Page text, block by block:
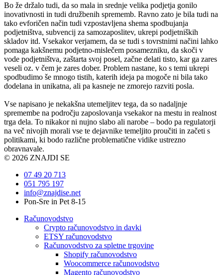
Bo že držalo tudi, da so mala in srednje velika podjetja gonilo
inovativnosti in tudi družbenih sprememb. Ravno zato je bila tudi na
tako evforičen način tudi vzpostavljena shema spodbujanja
podjetništva, subvencij za samozaposlitev, ukrepi podjetniških
skladov itd. Vsekakor verjamem, da se tudi s tovrstnimi načini lahko
pomaga kakšnemu podjetno-mislečem posamezniku, da skoči v
vode podjetništva, zaštarta svoj posel, začne delati tisto, kar ga zares
veseli oz. v čem je zares dober. Problem nastane, ko s temi ukrepi
spodbudimo še mnogo tistih, katerih ideja pa mogoče ni bila tako
dodelana in unikatna, ali pa kasneje ne zmorejo razviti posla.
Vse napisano je nekakšna utemeljitev tega, da so nadaljnje
spremembe na področju zaposlovanja vsekakor na mestu in realnost
trga dela. To nikakor ni nujno slabo ali narobe – bodo pa regulatorji
na več nivojih morali vse te dejavnike temeljito proučiti in začeti s
politikami, ki bodo različne problematične vidike ustrezno
obravnavale.
© 2026 ZNAJDI SE
07 49 20 713
051 795 197
info@znajdise.net
Pon-Sre in Pet 8-15
Računovodstvo
Crypto računovodstvo in davki
ETSY računovodstvo
Računovodstvo za spletne trgovine
Shopify računovodstvo
Woocommerce računovodstvo
Magento računovodstvo